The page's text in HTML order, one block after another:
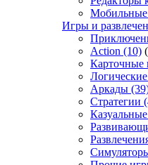
Мобильные
Игры и
Action (10)
Карточные
Аркады
Стратегии